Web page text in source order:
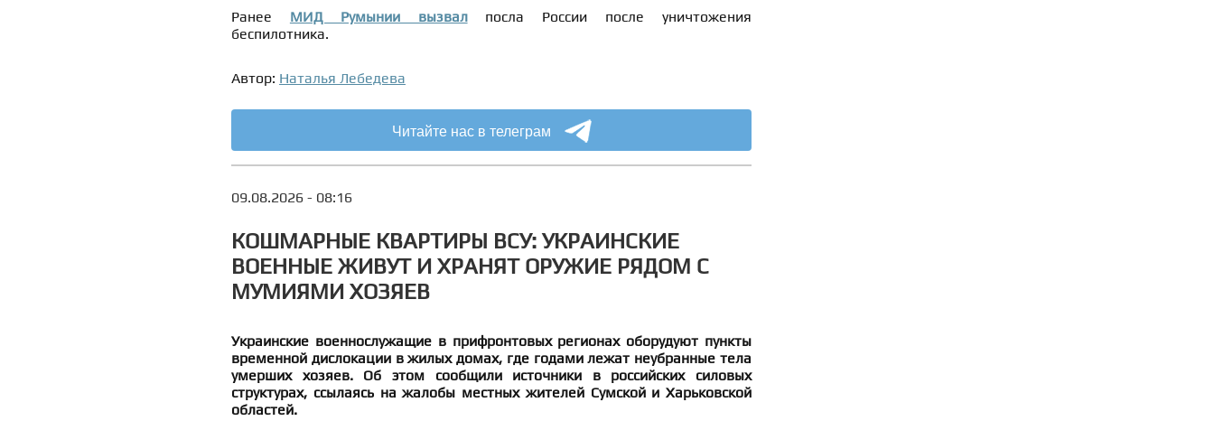
Ранее МИД Румынии вызвалпосла России после уничтожения
беспилотника.
Автор: Наталья Лебедева
Читайте нас в телеграм
09.08.2026 - 08:16
КОШМАРНЫЕ КВАРТИРЫ ВСУ: УКРАИНСКИЕ
ВОЕННЫЕ ЖИВУТ И ХРАНЯТ ОРУЖИЕ РЯДОМ С
МУМИЯМИ ХОЗЯЕВ
Украинские военнослужащие в прифронтовых регионах оборудуют пункты
временной дислокации в жилых домах, где годами лежат неубранные тела
умерших хозяев. Об этом сообщили источники в российских силовых
структурах, ссылаясь на жалобы местных жителей Сумской и Харьковской
областей.